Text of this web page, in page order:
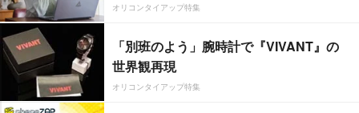
オリコンタイアップ特集
「別班のよう」腕時計で『VIVANT』の
世界観再現
オリコンタイアップ特集